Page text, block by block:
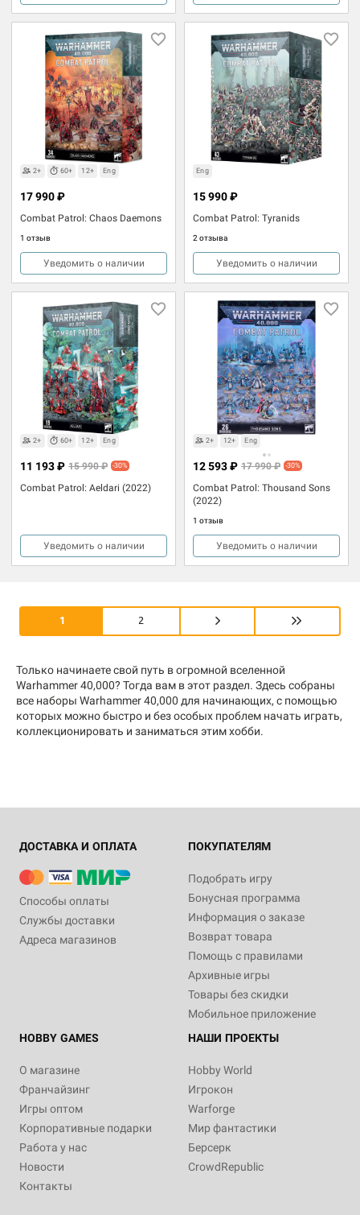
2+ 60+ 12+ Eng
Combat Patrol: Chaos Daemons
1 отзыв
17 990 ₽
Уведомить о наличии
Eng
Combat Patrol: Tyranids
2 отзыва
15 990 ₽
Уведомить о наличии
2+ 60+ 12+ Eng
Combat Patrol: Aeldari (2022)
11 193 ₽ 15 990 ₽ -30%
Уведомить о наличии
2+ 12+ Eng
Combat Patrol: Thousand Sons
(2022)
1 отзыв
12 593 ₽ 17 990 ₽ -30%
Уведомить о наличии
1 2
Только начинаете свой путь в огромной вселенной
Warhammer 40,000? Тогда вам в этот раздел. Здесь собраны
все наборы Warhammer 40,000 для начинающих, с помощью
которых можно быстро и без особых проблем начать играть,
коллекционировать и заниматься этим хобби.
ДОСТАВКА И ОПЛАТА
Способы оплаты
Службы доставки
Адреса магазинов
ПОКУПАТЕЛЯМ
Подобрать игру
Бонусная программа
Информация о заказе
Возврат товара
Помощь с правилами
Архивные игры
Товары без скидки
Мобильное приложение
HOBBY GAMES
О магазине
Франчайзинг
Игры оптом
Корпоративные подарки
Работа у нас
Новости
Контакты
НАШИ ПРОЕКТЫ
Hobby World
Игрокон
Warforge
Мир фантастики
Берсерк
CrowdRepublic